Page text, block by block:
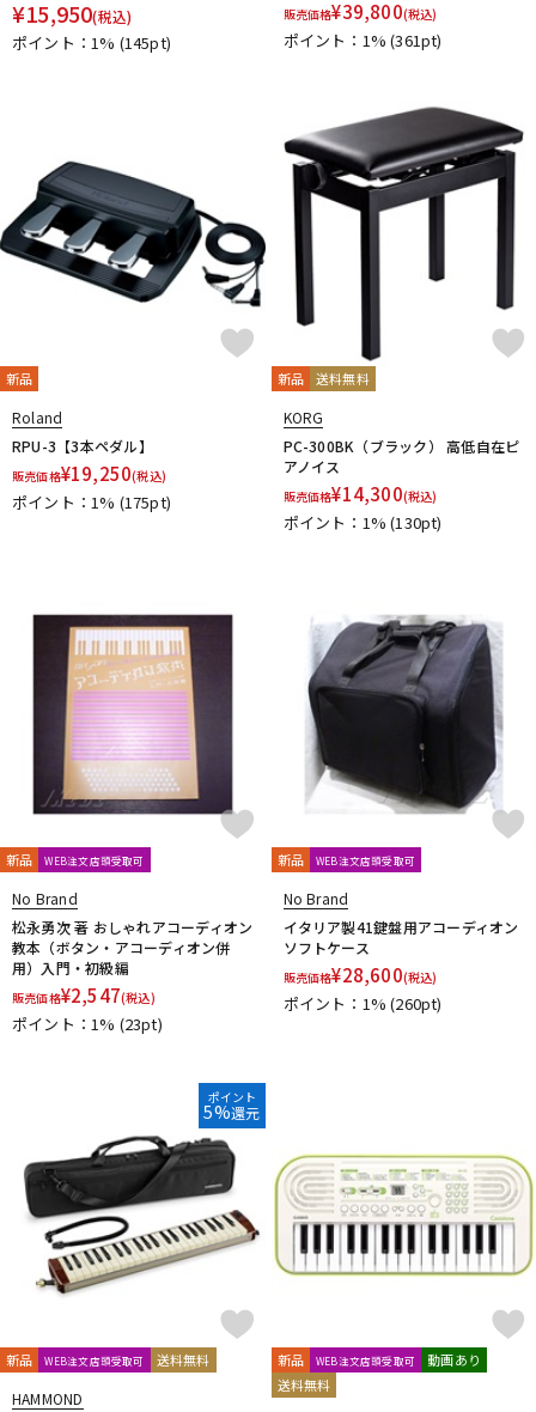
¥15,950(税込)
ポイント：1% (145pt)
販売価格¥39,800(税込)
ポイント：1%(361pt)
新品
Roland
RPU-3【3本ペダル】
販売価格¥19,250(税込)
ポイント：1% (175pt)
新品 送料無料
KORG
PC-300BK（ブラック） 高低自在ピ
アノイス
販売価格¥14,300(税込)
ポイント：1%(130pt)
新品 WEB注文店頭受取可
No Brand
松永勇次 著 おしゃれアコーディオン
教本（ボタン・アコーディオン併
用）入門・初級編
販売価格¥2,547(税込)
ポイント：1% (23pt)
新品 WEB注文店頭受取可
No Brand
イタリア製41鍵盤用アコーディオン
ソフトケース
販売価格¥28,600(税込)
ポイント：1%(260pt)
ポイント
5%還元
新品 WEB注文店頭受取可 送料無料
HAMMOND
新品 WEB注文店頭受取可
動画あり
送料無料